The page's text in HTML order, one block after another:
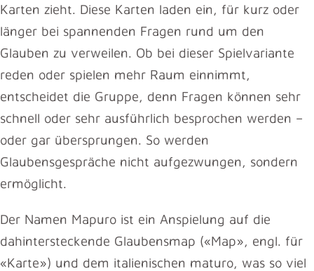
Karten zieht. Diese Karten laden ein, für kurz oder
länger bei spannenden Fragen rund um den
Glauben zu verweilen. Ob bei dieser Spielvariante
reden oder spielen mehr Raum einnimmt,
entscheidet die Gruppe, denn Fragen können sehr
schnell oder sehr ausführlich besprochen werden –
oder gar übersprungen. So werden
Glaubensgespräche nicht aufgezwungen, sondern
ermöglicht.
Der Namen Mapuro ist ein Anspielung auf die
dahintersteckende Glaubensmap («Map», engl. für
«Karte») und dem italienischen maturo, was so viel